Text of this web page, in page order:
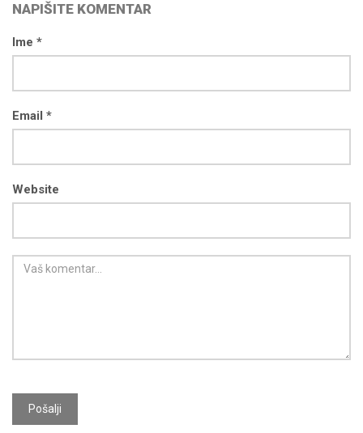
NAPIŠITE KOMENTAR
Ime *
Email *
Website
Pošalji